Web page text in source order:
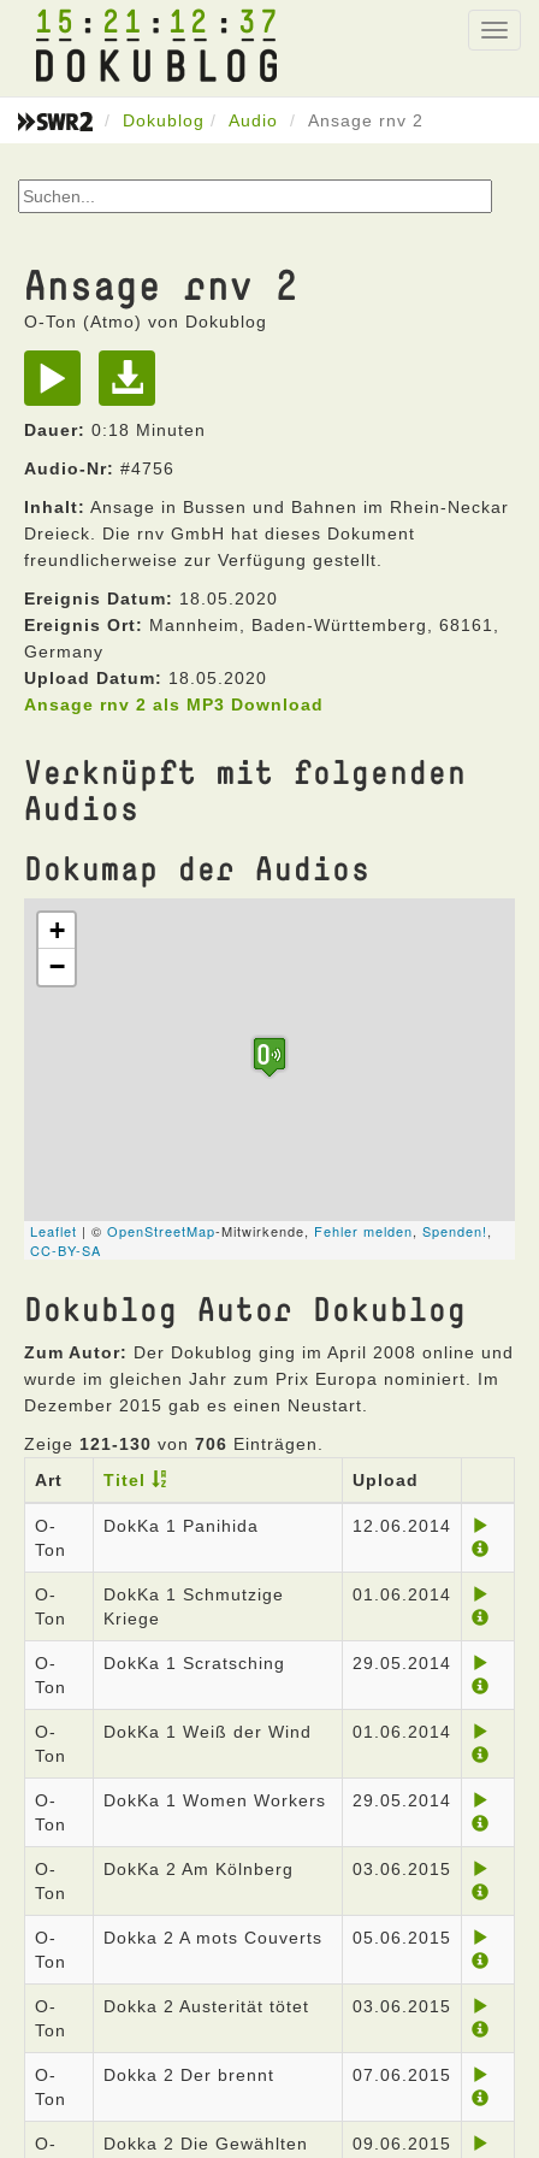
15 21 12 37
Dokublog Audio Ansage rnv 2
Ansage rnv 2
O-Ton (Atmo) von Dokublog
Dauer: 0:18 Minuten
Audio-Nr: #4756
Inhalt: Ansage in Bussen und Bahnen im Rhein-Neckar
Dreieck. Die rnv GmbH hat dieses Dokument
freundlicherweise zur Verfügung gestellt.
Ereignis Datum: 18.05.2020
Ereignis Ort: Mannheim, Baden-Württemberg, 68161,
Germany
Upload Datum: 18.05.2020
Ansage rnv 2 als MP3 Download
Verknüpft mit folgenden
Audios
Dokumap der Audios
Dokublog Autor Dokublog
Zum Autor: Der Dokublog ging im April 2008 online und
wurde im gleichen Jahr zum Prix Europa nominiert. Im
Dezember 2015 gab es einen Neustart.
Zeige 121-130 von 706 Einträgen.
Art
Titel Upload
O-
Ton
DokKa 1 Panihida 12.06.2014
O-
Ton
DokKa 1 Schmutzige
Kriege
01.06.2014
O-
Ton
DokKa 1 Scratsching 29.05.2014
O-
Ton
DokKa 1 Weiß der Wind 01.06.2014
O-
Ton
DokKa 1 Women Workers 29.05.2014
O-
Ton
DokKa 2 Am Kölnberg 03.06.2015
O-
Ton
Dokka 2 A mots Couverts 05.06.2015
O-
Ton
Dokka 2 Austerität tötet 03.06.2015
O-
Ton
Dokka 2 Der brennt 07.06.2015
O- Dokka 2 Die Gewählten 09.06.2015